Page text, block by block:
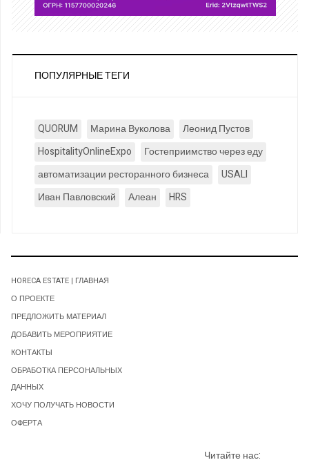
ПОПУЛЯРНЫЕ ТЕГИ
QUORUM Марина Вуколова
Леонид Пустов
HospitalityOnlineExpo
Гостеприимство через еду
автоматизации ресторанного бизнеса
USALI
Иван Павловский
Алеан HRS
HORECA ESTATE | ГЛАВНАЯ
О ПРОЕКТЕ
ПРЕДЛОЖИТЬ МАТЕРИАЛ
ДОБАВИТЬ МЕРОПРИЯТИЕ
КОНТАКТЫ
ОБРАБОТКА ПЕРСОНАЛЬНЫХ
ДАННЫХ
ХОЧУ ПОЛУЧАТЬ НОВОСТИ
ОФЕРТА
Читайте нас: